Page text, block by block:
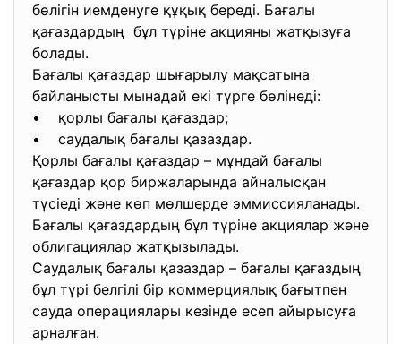
бөлігін иемденуге құқық береді. Бағалы
қағаздардың бұл түріне акцияны жатқызуға
болады.
Бағалы қағаздар шығарылу мақсатына
байланысты мынадай екі түрге бөлінеді:
• қорлы бағалы қағаздар;
• саудалық бағалы қазаздар.
Қорлы бағалы қағаздар – мұндай бағалы
қағаздар қор биржаларында айналысқан
түсіеді және көп мөлшерде эммиссияланады.
Бағалы қағаздардың бұл түріне акциялар және
облигациялар жатқызылады.
Саудалық бағалы қазаздар – бағалы қағаздың
бұл түрі белгілі бір коммерциялық бағытпен
сауда операциялары кезінде есеп айырысуға
арналған.